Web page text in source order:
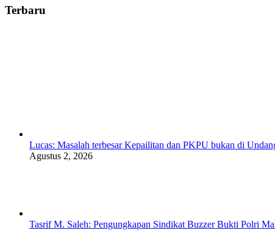
Terbaru
Lucas: Masalah terbesar Kepailitan dan PKPU bukan di
Agustus 2, 2026
Tasrif M. Saleh: Pengungkapan Sindikat Buzzer Bukti Polri